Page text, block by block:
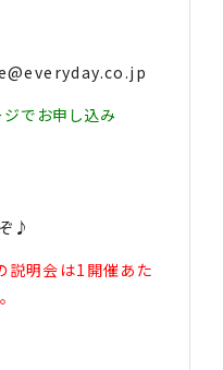
でお申し込み
♪
説明会は1開催あた